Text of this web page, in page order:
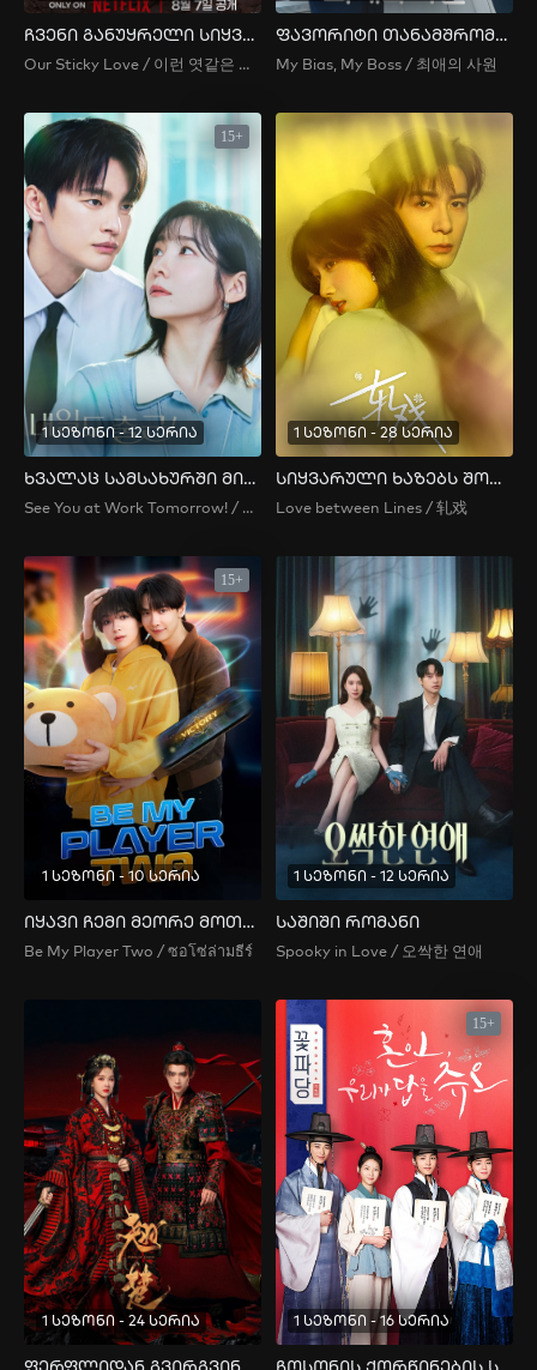
ჩვენი განუყრელი სიყვარული
Our Sticky Love / 이런 엿같은 사랑
ფავორიტი თანამშრომელი
My Bias, My Boss / 최애의 사원
15+
1 სეზონი - 12 სერია
ხვალაც სამსახურში მივდივარ
See You at Work Tomorrow! / 내일도 출근!
1 სეზონი - 28 სერია
სიყვარული ხაზებს შორის
Love between Lines / 轧戏
15+
1 სეზონი - 10 სერია
იყავი ჩემი მეორე მოთამაშე
Be My Player Two / ซอโซ่ล่ามธีร์
1 სეზონი - 12 სერია
საშიში რომანი
Spooky in Love / 오싹한 연애
1 სეზონი - 24 სერია
15+
1 სეზონი - 16 სერია